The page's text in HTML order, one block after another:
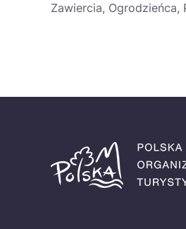
Zawiercia,